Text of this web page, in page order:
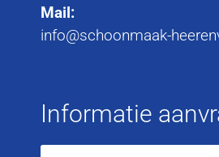
Mail:
info@schoonmaak-
Informatie